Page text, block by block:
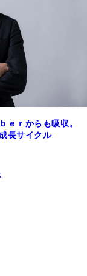
ｅｒからも吸収。
長サイクル